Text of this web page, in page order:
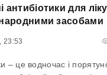
антибіотики для
засобами
23:53
– це водночас і